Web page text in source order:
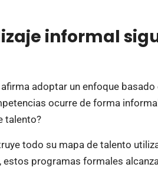
informal
adoptar un enfoque
ocurre de forma
talento?
todo su mapa de talento
programas formales